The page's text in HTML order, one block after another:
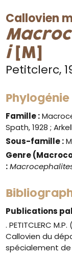
Callovien
i[M]
Petitclerc,
Phylogénie
Famille :
Spath, 1928 ;
Sous-famille :
Genre
:
Publications
. PETITCLERC
Callovien du
spécialement de